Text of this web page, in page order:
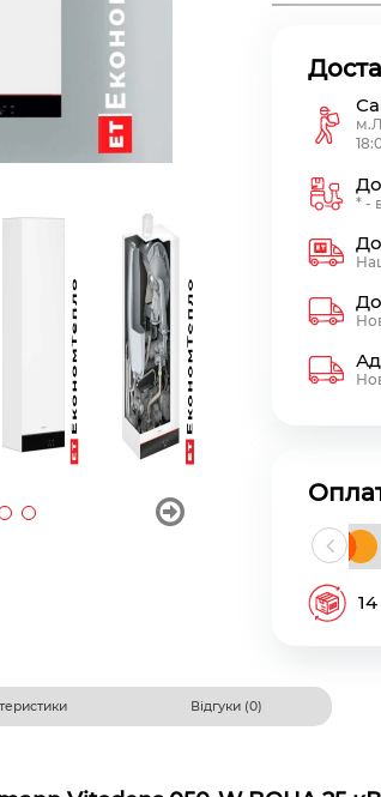
* -
Відгуки (0)